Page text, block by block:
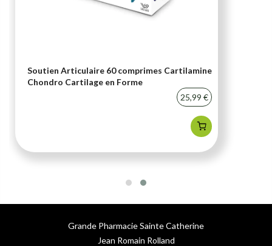
Soutien Articulaire 60 comprimes Cartilamine
Chondro Cartilage en Forme
25,99 €
Grande Pharmacie Sainte Catherine
Jean Romain Rolland